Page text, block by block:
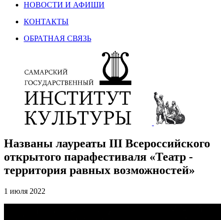
НОВОСТИ И АФИШИ
КОНТАКТЫ
ОБРАТНАЯ СВЯЗЬ
Названы лауреаты III Всероссийского
открытого парафестиваля «Театр -
территория равных возможностей»
1 июля 2022